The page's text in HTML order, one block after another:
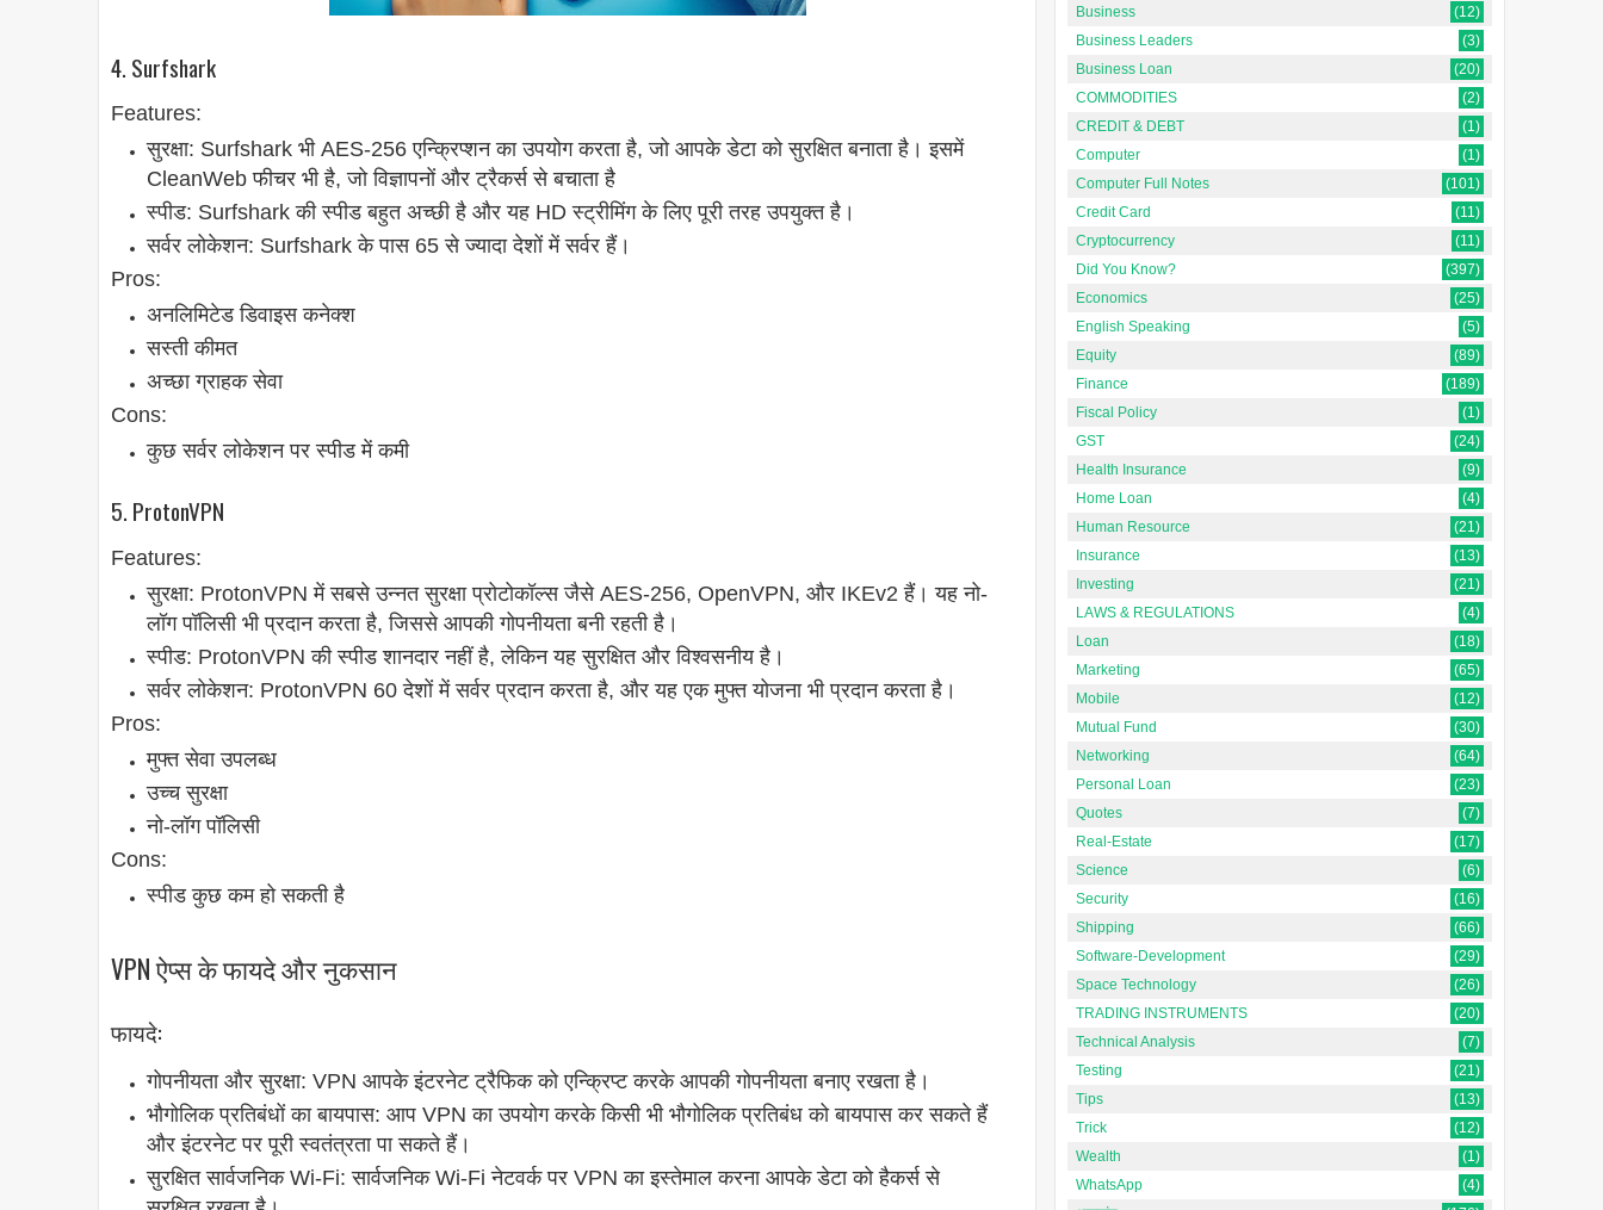
4. Surfshark
Features:
सुरक्षा: Surfshark भी AES-256 एन्क्रिप्शन का उपयोग करता है, जो आपके डेटा को सुरक्षित बनाता है। इसमें
CleanWeb फीचर भी है, जो विज्ञापनों और ट्रैकर्स से बचाता है
स्पीड: Surfshark की स्पीड बहुत अच्छी है और यह HD स्ट्रीमिंग के लिए पूरी तरह उपयुक्त है।
सर्वर लोकेशन: Surfshark के पास 65 से ज्यादा देशों में सर्वर हैं।
Pros:
अनलिमिटेड डिवाइस कनेक्श
सस्ती कीमत
अच्छा ग्राहक सेवा
Cons:
कुछ सर्वर लोकेशन पर स्पीड में कमी
5. ProtonVPN
Features:
सुरक्षा: ProtonVPN में सबसे उन्नत सुरक्षा प्रोटोकॉल्स जैसे AES-256, OpenVPN, और IKEv2 हैं। यह नो-
लॉग पॉलिसी भी प्रदान करता है, जिससे आपकी गोपनीयता बनी रहती है।
स्पीड: ProtonVPN की स्पीड शानदार नहीं है, लेकिन यह सुरक्षित और विश्वसनीय है।
सर्वर लोकेशन: ProtonVPN 60 देशों में सर्वर प्रदान करता है, और यह एक मुफ्त योजना भी प्रदान करता है।
Pros:
मुफ्त सेवा उपलब्ध
उच्च सुरक्षा
नो-लॉग पॉलिसी
Cons:
स्पीड कुछ कम हो सकती है
VPN ऐप्स के फायदे और नुकसान
फायदे:
गोपनीयता और सुरक्षा: VPN आपके इंटरनेट ट्रैफिक को एन्क्रिप्ट करके आपकी गोपनीयता बनाए रखता है।
भौगोलिक प्रतिबंधों का बायपास: आप VPN का उपयोग करके किसी भी भौगोलिक प्रतिबंध को बायपास कर सकते हैं
और इंटरनेट पर पूरी स्वतंत्रता पा सकते हैं।
सुरक्षित सार्वजनिक Wi-Fi: सार्वजनिक Wi-Fi नेटवर्क पर VPN का इस्तेमाल करना आपके डेटा को हैकर्स से
Business
(12)
Business Leaders
(3)
Business Loan
(20)
COMMODITIES
(2)
CREDIT & DEBT
(1)
Computer
(1)
Computer Full Notes
(101)
Credit Card
(11)
Cryptocurrency
(11)
Did You Know?
(397)
Economics
(25)
English Speaking
(5)
Equity
(89)
Finance
(189)
Fiscal Policy
(1)
GST
(24)
Health Insurance
(9)
Home Loan
(4)
Human Resource
(21)
Insurance
(13)
Investing
(21)
LAWS & REGULATIONS
(4)
Loan
(18)
Marketing
(65)
Mobile
(12)
Mutual Fund
(30)
Networking
(64)
Personal Loan
(23)
Quotes
(7)
Real-Estate
(17)
Science
(6)
Security
(16)
Shipping
(66)
Software-Development
(29)
Space Technology
(26)
TRADING INSTRUMENTS
(20)
Technical Analysis
(7)
Testing
(21)
Tips
(13)
Trick
(12)
Wealth
(1)
WhatsApp
(4)